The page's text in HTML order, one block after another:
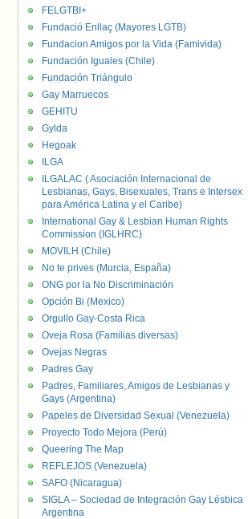
FELGTBI+
Fundació Enllaç (Mayores LGTB)
Fundacion Amigos por la Vida (Famivida)
Fundación Iguales (Chile)
Fundación Triángulo
Gay Marruecos
GEHITU
Gylda
Hegoak
ILGA
ILGALAC ( Asociación Internacional de
Lesbianas, Gays, Bisexuales, Trans e Intersex
para América Latina y el Caribe)
International Gay & Lesbian Human Rights
Commission (IGLHRC)
MOVILH (Chile)
No te prives (Murcia, España)
ONG por la No Discriminación
Opción Bi (Mexico)
Orgullo Gay-Costa Rica
Oveja Rosa (Familias diversas)
Ovejas Negras
Padres Gay
Padres, Familiares, Amigos de Lesbianas y
Gays (Argentina)
Papeles de Diversidad Sexual (Venezuela)
Proyecto Todo Mejora (Perú)
Queering The Map
REFLEJOS (Venezuela)
SAFO (Nicaragua)
SIGLA – Sociedad de Integración Gay Lésbica
Argentina